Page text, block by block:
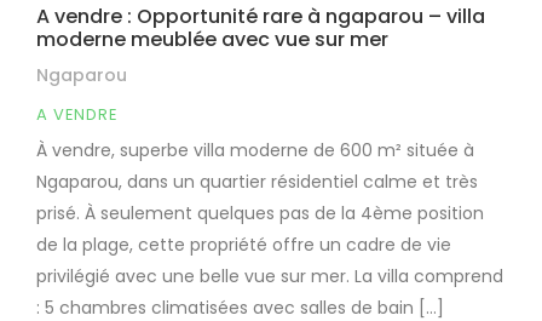
A vendre : Opportunité rare à ngaparou – villa
moderne meublée avec vue sur mer
Ngaparou
A VENDRE
À vendre, superbe villa moderne de 600 m² située à
Ngaparou, dans un quartier résidentiel calme et très
prisé. À seulement quelques pas de la 4ème position
de la plage, cette propriété offre un cadre de vie
privilégié avec une belle vue sur mer. La villa comprend
: 5 chambres climatisées avec salles de bain […]